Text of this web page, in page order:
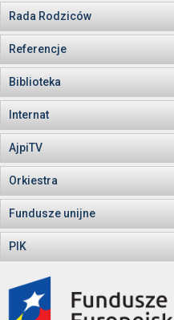
Rada Rodziców
Referencje
Biblioteka
Internat
AjpiTV
Orkiestra
Fundusze unijne
PIK